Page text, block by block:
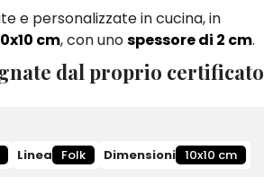
e personalizzate in cucina, in
cm, con unospessore di 2 cm.
dal proprio certificato
Linea Folk Dimensioni 10x10 cm